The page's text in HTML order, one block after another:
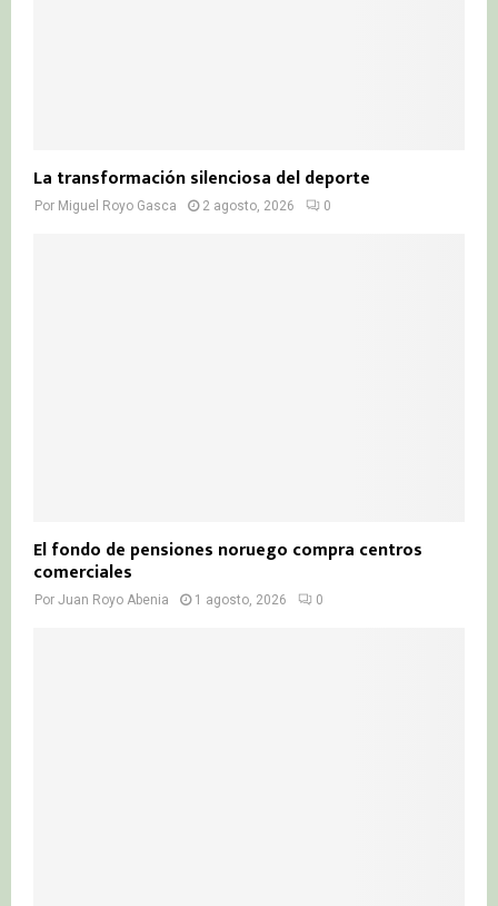
La transformación silenciosa del deporte
Por Miguel Royo Gasca 2 agosto, 2026 0
El fondo de pensiones noruego compra centros
comerciales
Por Juan Royo Abenia 1 agosto, 2026 0